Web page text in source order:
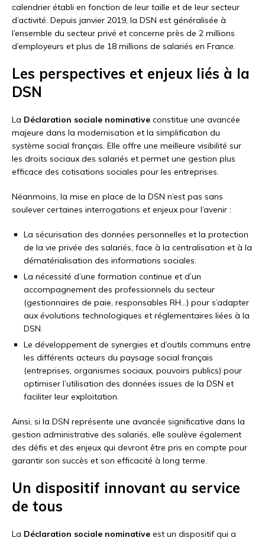
calendrier établi en fonction de leur taille et de leur secteur
d’activité. Depuis janvier 2019, la DSN est généralisée à
l’ensemble du secteur privé et concerne près de 2 millions
d’employeurs et plus de 18 millions de salariés en France.
Les perspectives et enjeux liés à la
DSN
La Déclaration sociale nominative constitue une avancée
majeure dans la modernisation et la simplification du
système social français. Elle offre une meilleure visibilité sur
les droits sociaux des salariés et permet une gestion plus
efficace des cotisations sociales pour les entreprises.
Néanmoins, la mise en place de la DSN n’est pas sans
soulever certaines interrogations et enjeux pour l’avenir :
La sécurisation des données personnelles et la protection
de la vie privée des salariés, face à la centralisation et à la
dématérialisation des informations sociales.
La nécessité d’une formation continue et d’un
accompagnement des professionnels du secteur
(gestionnaires de paie, responsables RH…) pour s’adapter
aux évolutions technologiques et réglementaires liées à la
DSN.
Le développement de synergies et d’outils communs entre
les différents acteurs du paysage social français
(entreprises, organismes sociaux, pouvoirs publics) pour
optimiser l’utilisation des données issues de la DSN et
faciliter leur exploitation.
Ainsi, si la DSN représente une avancée significative dans la
gestion administrative des salariés, elle soulève également
des défis et des enjeux qui devront être pris en compte pour
garantir son succès et son efficacité à long terme.
Un dispositif innovant au service
de tous
La Déclaration sociale nominative est un dispositif qui a